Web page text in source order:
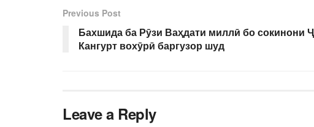
Previous Post
Бахшида ба Рӯзи Ваҳдати миллӣ бо сокинони
Кангурт вохӯрӣ баргузор шуд
Leave a Reply